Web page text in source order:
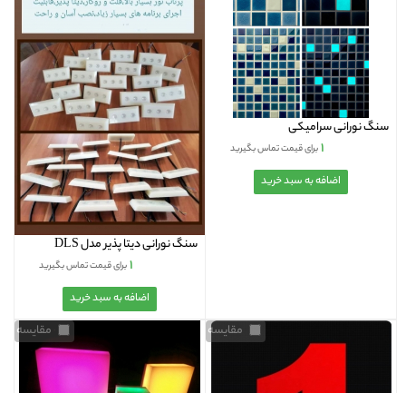
سنگ نورانی سرامیکی
۱برای قیمت تماس بگیرید
سنگ نورانی دیتا پذیر مدل DLS
۱برای قیمت تماس بگیرید
مقایسه مقایسه